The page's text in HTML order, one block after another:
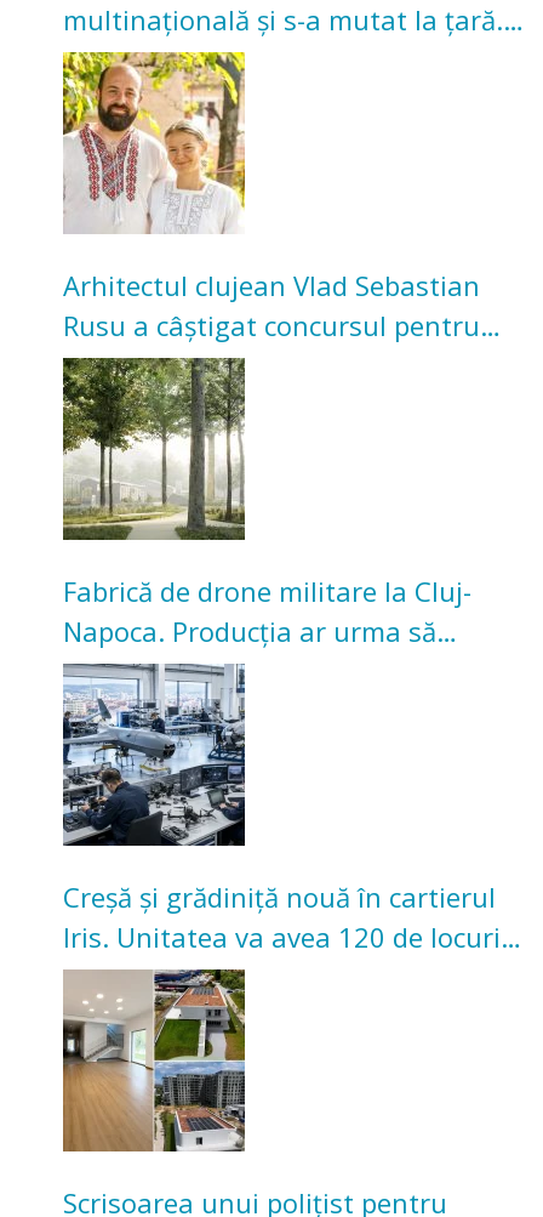
multinațională și s-a mutat la țară.
Acum cultivă legume în grădina
bunicilor
Arhitectul clujean Vlad Sebastian
Rusu a câștigat concursul pentru
transformarea Grădinii Casei
Universitarilor
Fabrică de drone militare la Cluj-
Napoca. Producția ar urma să
înceapă în toamna acestui an
Creșă și grădiniță nouă în cartierul
Iris. Unitatea va avea 120 de locuri
pentru copii
Scrisoarea unui polițist pentru